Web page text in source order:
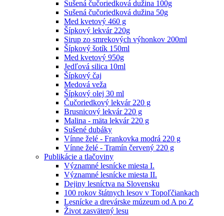
Sušená čučoriedková dužina 100g
Sušená čučoriedková dužina 50g
Med kvetový 460 g
Šípkový lekvár 220g
Sirup zo smrekových výhonkov 200ml
Šípkový šotík 150ml
Med kvetový 950g
Jedľová silica 10ml
Šípkový čaj
Medová veža
Šípkový olej 30 ml
Čučoriedkový lekvár 220 g
Brusnicový lekvár 220 g
Malina - mäta lekvár 220 g
Sušené dubáky
Vínne želé - Frankovka modrá 220 g
Vínne želé - Tramín červený 220 g
Publikácie a tlačoviny
Významné lesnícke miesta I.
Významné lesnícke miesta II.
Dejiny lesníctva na Slovensku
100 rokov štátnych lesov v Topoľčiankach
Lesnícke a drevárske múzeum od A po Z
Život zasvätený lesu